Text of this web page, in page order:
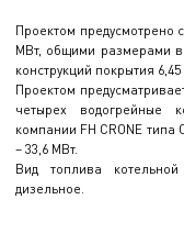
Проектом предусмотрено
MВт, общими размерами
конструкций покрытия 6,45
Проектом
четырех водогрейные
компании FH CRONE типа
– 33,6 МВт.
Вид топлива
дизельное.